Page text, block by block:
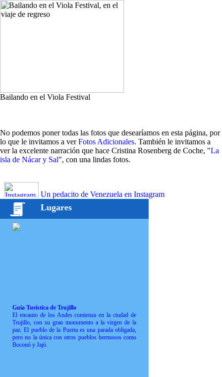
Bailando en el Viola Festival
No podemos poner todas las fotos que desearíamos en esta página, por
lo que le invitamos a verFotos Adicionales. También le invitamos a
ver la excelente narración que hace Cristina Rosenberg de Coche, "La
isla de Nácar y Sal", con una lindas fotos.
Un pedacito de Venezuela en Instagram
Lugares
Guía Turística de Trujillo
El encanto de los Andes comienza en la ciudad de
Trujillo, con su gran monumento a la virgen de la
paz. El pueblo de la Puerta es una parada obligada,
pero no la única con otros pueblos hermosos como
Boconó y Jajó.